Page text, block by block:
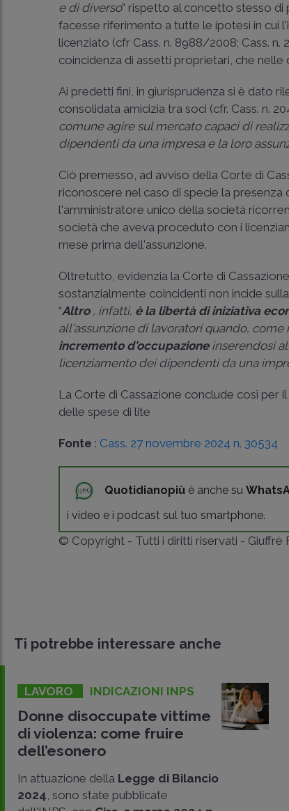
e di diverso” rispetto al concetto stesso di
facesse riferimento a tutte le ipotesi in cui
licenziato (cfr Cass. n. 8988/2008; Cass. n.
coincidenza di assetti proprietari, che
Ai predetti fini, in giurisprudenza si è dato
consolidata amicizia tra soci (cfr. Cass. n.
comune agire sul mercato capaci di
dipendenti da una impresa e la loro
Ciò premesso, ad avviso della Corte di
riconoscere nel caso di specie la
l'amministratore unico della società
società che aveva proceduto con i
mese prima dell'assunzione.
Oltretutto, evidenzia la Corte di
sostanzialmente coincidenti non incide
“Altro , infatti, è la libertà di iniziativa
all'assunzione di lavoratori quando, come
incremento d'occupazioneinserendosi
licenziamento dei dipendenti da una
La Corte di Cassazione conclude così per
delle spese di lite
Fonte : Cass. 27 novembre 2024 n. 30534
Quotidianopiù è anche su
i video e i podcast sul tuo smartphone.
© Copyright - Tutti i diritti riservati - Giuffrè
Ti potrebbe interessare anche
LAVORO INDICAZIONI INPS
Donne disoccupate vittime
di violenza: come fruire
dell’esonero
In attuazione della Legge di Bilancio
2024, sono state pubblicate